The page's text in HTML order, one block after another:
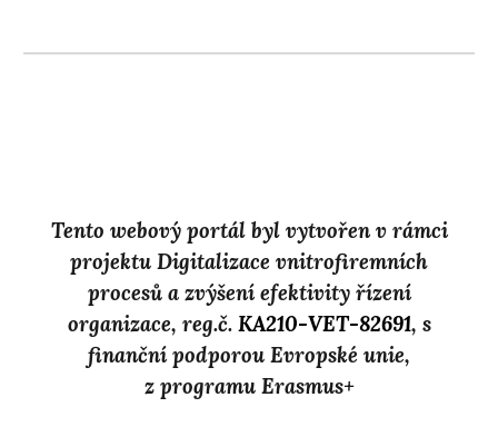
Tento webový portál byl vytvořen v rámci
projektu Digitalizace vnitrofiremních
procesů a zvýšení efektivity řízení
organizace, reg.č. KA210-VET-82691, s
finanční podporou Evropské unie,
z programu Erasmus+